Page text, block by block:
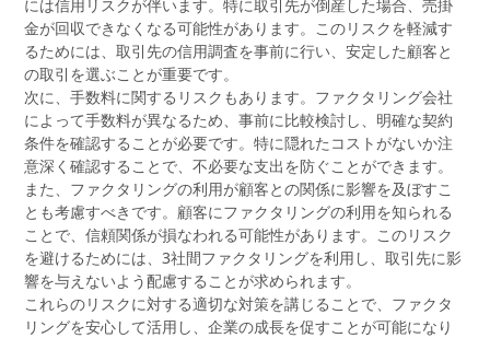
には信用リスクが伴います。特に取引先が倒産した場合、売掛
金が回収できなくなる可能性があります。このリスクを軽減す
るためには、取引先の信用調査を事前に行い、安定した顧客と
の取引を選ぶことが重要です。
次に、手数料に関するリスクもあります。ファクタリング会社
によって手数料が異なるため、事前に比較検討し、明確な契約
条件を確認することが必要です。特に隠れたコストがないか注
意深く確認することで、不必要な支出を防ぐことができます。
また、ファクタリングの利用が顧客との関係に影響を及ぼすこ
とも考慮すべきです。顧客にファクタリングの利用を知られる
ことで、信頼関係が損なわれる可能性があります。このリスク
を避けるためには、3社間ファクタリングを利用し、取引先に影
響を与えないよう配慮することが求められます。
これらのリスクに対する適切な対策を講じることで、ファクタ
リングを安心して活用し、企業の成長を促すことが可能になり